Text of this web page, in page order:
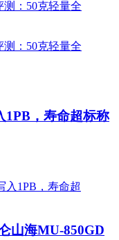
1PB，寿命超标称
山海MU-850GD